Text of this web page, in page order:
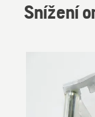
Snížení